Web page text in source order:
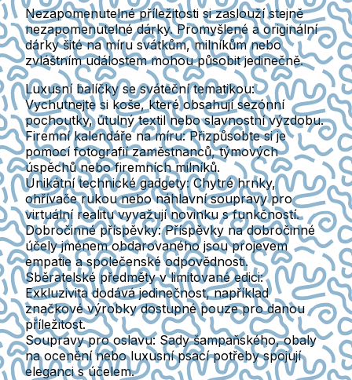
Nezapomenutelné příležitosti si zaslouží stejně
nezapomenutelné dárky. Promyšlené a originální
dárky šité na míru svátkům, milníkům nebo
zvláštním událostem mohou působit jedinečně.
Luxusní balíčky se sváteční tematikou:
Vychutnejte si koše, které obsahují sezónní
pochoutky, útulný textil nebo slavnostní výzdobu.
Firemní kalendáře na míru: Přizpůsobte si je
pomocí fotografií zaměstnanců, týmových
úspěchů nebo firemních milníků.
Unikátní technické gadgety: Chytré hrnky,
ohřívače rukou nebo náhlavní soupravy pro
virtuální realitu vyvažují novinku s funkčností.
Dobročinné příspěvky: Příspěvky na dobročinné
účely jménem obdarovaného jsou projevem
empatie a společenské odpovědnosti.
Sběratelské předměty v limitované edici:
Exkluzivita dodává jedinečnost, například
značkové výrobky dostupné pouze pro danou
příležitost.
Soupravy pro oslavu: Sady šampaňského, obaly
na ocenění nebo luxusní psací potřeby spojují
eleganci s účelem.